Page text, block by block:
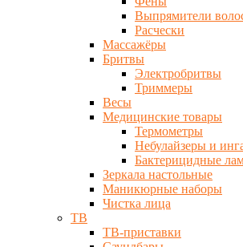
Выпрямители
Расчески
Массажёры
Бритвы
Электробритвы
Триммеры
Весы
Медицинские товары
Термометры
Небулайзеры и
Бактерицидные
Зеркала настольные
Маникюрные наборы
Чистка лица
ТВ
ТВ-приставки